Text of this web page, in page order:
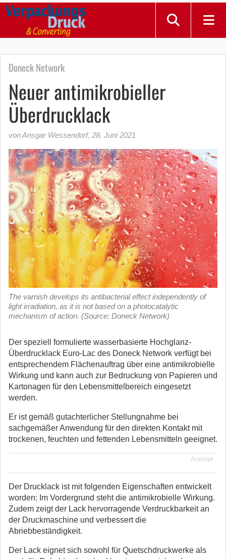
Doneck Network
Neuer antimikrobieller
Überdrucklack
von Ansgar Wessendorf, 28. Juni 2021
The varnish develops its antibacterial effect independently of
light irradiation, as it is not based on a photocatalytic
mechanism of action. (Source: Doneck Network)
Der speziell formulierte wasserbasierte Hochglanz-
Überdrucklack Euro-Lac des Doneck Network verfügt bei
entsprechendem Flächenauftrag über eine antimikrobielle
Wirkung und kann auch zur Bedruckung von Papieren und
Kartonagen für den Lebensmittelbereich eingesetzt
werden.
Er ist gemäß gutachterlicher Stellungnahme bei
sachgemäßer Anwendung für den direkten Kontakt mit
trockenen, feuchten und fettenden Lebensmitteln geeignet.
Anzeige
Der Drucklack ist mit folgenden Eigenschaften entwickelt
worden: Im Vordergrund steht die antimikrobielle Wirkung.
Zudem zeigt der Lack hervorragende Verdruckbarkeit an
der Druckmaschine und verbessert die
Abriebbeständigkeit.
Der Lack eignet sich sowohl für Quetschdruckwerke als